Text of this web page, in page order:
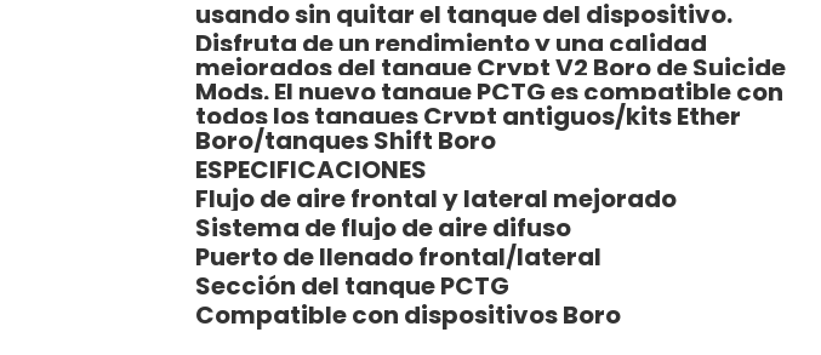
usando sin quitar el tanque del dispositivo.
Disfruta de un rendimiento y una calidad
mejorados del tanque Crypt V2 Boro de Suicide
Mods. El nuevo tanque PCTG es compatible con
todos los tanques Crypt antiguos/kits Ether
Boro/tanques Shift Boro
ESPECIFICACIONES
Flujo de aire frontal y lateral mejorado
Sistema de flujo de aire difuso
Puerto de llenado frontal/lateral
Sección del tanque PCTG
Compatible con dispositivos Boro